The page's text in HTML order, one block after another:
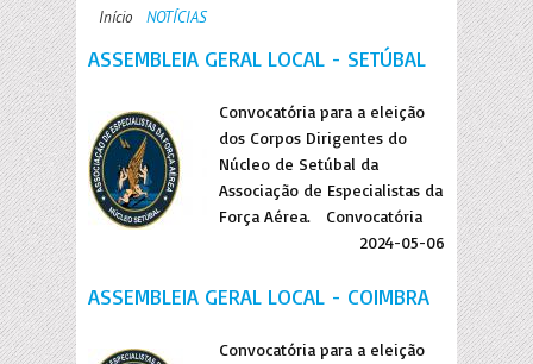
Início NOTÍCIAS
ASSEMBLEIA GERAL LOCAL - SETÚBAL
Convocatória para a eleição
dos Corpos Dirigentes do
Núcleo de Setúbal da
Associação de Especialistas da
Força Aérea. Convocatória
2024-05-06
ASSEMBLEIA GERAL LOCAL - COIMBRA
Convocatória para a eleição